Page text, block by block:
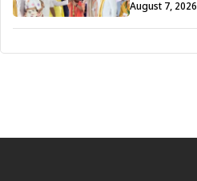
August 7, 2026